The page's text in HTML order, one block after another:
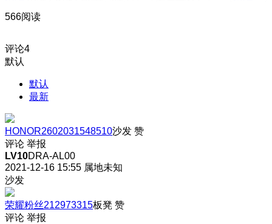
566阅读
评论4
默认
默认
最新
HONOR2602031548510沙发 赞
评论 举报
LV10DRA-AL00
2021-12-16 15:55 属地未知
沙发
荣耀粉丝212973315板凳 赞
评论 举报